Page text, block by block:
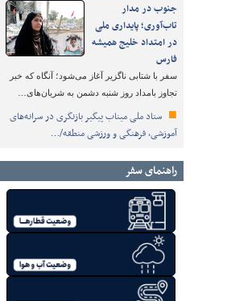
جنوب در مدار
تاب‌آوری؛ پایداری ملی
در امتداد خلیج همیشه
فارس
سفر با شتابی ناگزیر آغاز می‌شود؛ آنگاه که خبر
تجاوز بامداد روز شنبه دشمن به شریان‌های…
ستاد ملی میناب پیگیر بازنگری در سرانه‌های
آموزشی، فرهنگی و ورزشی منطقه/…
راهنمای سفر